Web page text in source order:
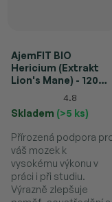
AjemFIT BIO
Hericium (Extrakt
Lion's Mane) - 120
kapslí (36g)4.8
Skladem (>5 ks)
Přírozená podpora
váš mozek k
vysokému výkonu v
práci i při studiu.
Výrazně zlepšuje